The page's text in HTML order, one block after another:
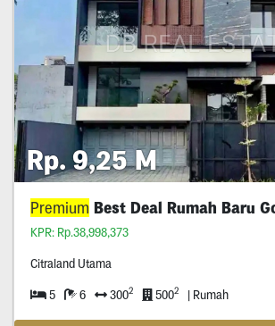
Rp. 9,25 M
Premium Best Deal Rumah Baru
KPR: Rp.38,998,373
Citraland Utama
5 6 3002 5002 | Rumah